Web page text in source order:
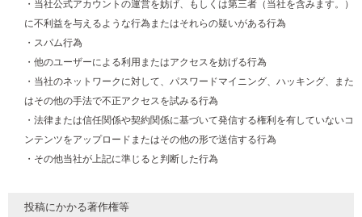
・当社公式アカウントの運営を妨げ、もしくは第三者（当社を含みます。）
に不利益を与えるような行為またはそれらの疑いがある行為
・スパム行為
・他のユーザーによる利用またはアクセスを妨げる行為
・当社のネットワークに対して、パスワードマイニング、ハッキング、また
はその他の手法で不正アクセスを試みる行為
・法律または信任関係や契約関係に基づいて発信する権利を有していないコ
ンテンツをアップロードまたはその他の形で送信する行為
・その他当社が上記に準じると判断した行為
投稿にかかる著作権等